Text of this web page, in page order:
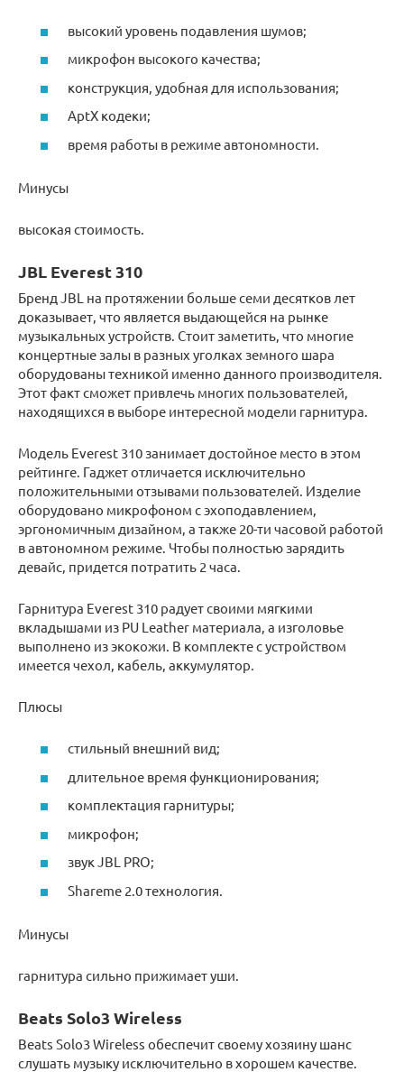
высокий уровень подавления шумов;
микрофон высокого качества;
конструкция, удобная для использования;
AptX кодеки;
время работы в режиме автономности.
Минусы
высокая стоимость.
JBL Everest 310
Бренд JBL на протяжении больше семи десятков лет
доказывает, что является выдающейся на рынке
музыкальных устройств. Стоит заметить, что многие
концертные залы в разных уголках земного шара
оборудованы техникой именно данного производителя.
Этот факт сможет привлечь многих пользователей,
находящихся в выборе интересной модели гарнитура.
Модель Everest 310 занимает достойное место в этом
рейтинге. Гаджет отличается исключительно
положительными отзывами пользователей. Изделие
оборудовано микрофоном с эхоподавлением,
эргономичным дизайном, а также 20-ти часовой работой
в автономном режиме. Чтобы полностью зарядить
девайс, придется потратить 2 часа.
Гарнитура Everest 310 радует своими мягкими
вкладышами из PU Leather материала, а изголовье
выполнено из экокожи. В комплекте с устройством
имеется чехол, кабель, аккумулятор.
Плюсы
стильный внешний вид;
длительное время функционирования;
комплектация гарнитуры;
микрофон;
звук JBL PRO;
Shareme 2.0 технология.
Минусы
гарнитура сильно прижимает уши.
Beats Solo3 Wireless
Beats Solo3 Wireless обеспечит своему хозяину шанс
слушать музыку исключительно в хорошем качестве.